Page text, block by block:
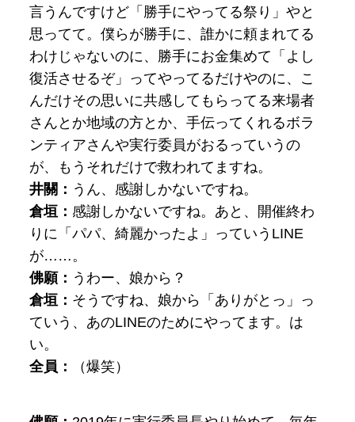
言うんですけど「勝手にやってる祭り」やと
思ってて。僕らが勝手に、誰かに頼まれてる
わけじゃないのに、勝手にお金集めて「よし
復活させるぞ」ってやってるだけやのに、こ
んだけその思いに共感してもらってる来場者
さんとか地域の方とか、手伝ってくれるボラ
ンティアさんや実行委員がおるっていうの
が、もうそれだけで救われてますね。
井關： うん、感謝しかないですね。
倉垣： 感謝しかないですね。あと、開催終わ
りに「パパ、綺麗かったよ」っていうLINE
が……。
佛願： うわー、娘から？
倉垣： そうですね、娘から「ありがとっ」っ
ていう、あのLINEのためにやってます。は
い。
全員：
（爆笑）